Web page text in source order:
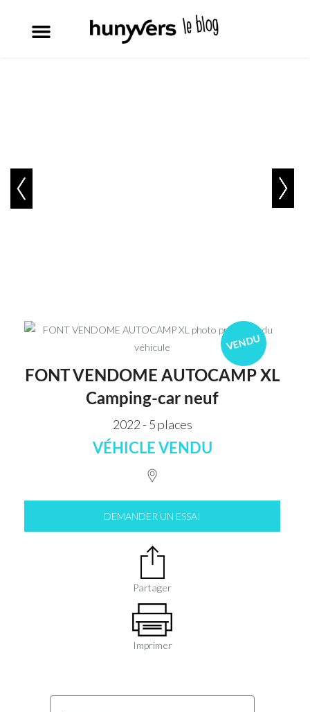
VENDU
FONT VENDOME AUTOCAMP XL
Camping-car neuf
2022 - 5 places
VÉHICLE VENDU
DEMANDER UN ESSAI
Partager
Imprimer